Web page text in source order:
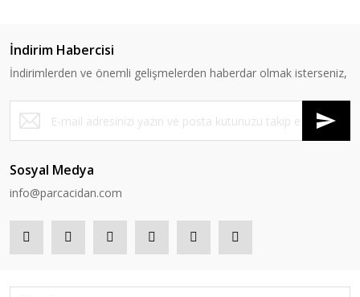
İndirim Habercisi
İndirimlerden ve önemli gelişmelerden haberdar olmak isterseniz,
Sosyal Medya
info@parcacidan.com